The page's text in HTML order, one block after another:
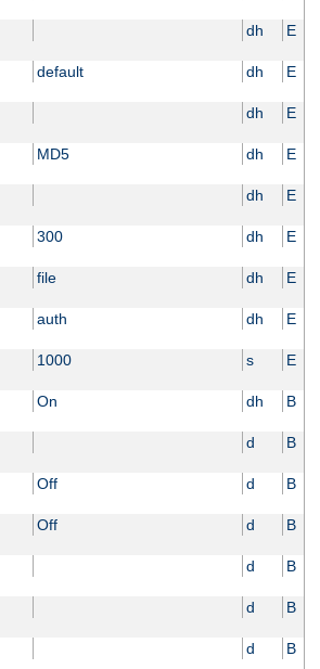
dh E
default dh E
dh E
MD5 dh E
dh E
300 dh E
file dh E
auth dh E
1000 s E
On dh B
d B
Off d B
Off d B
d B
d B
d B